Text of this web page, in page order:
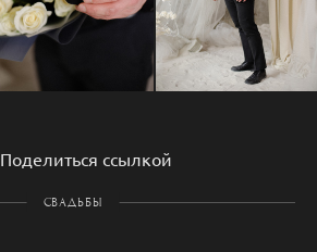
Поделиться ссылкой
СВАДЬБЫ